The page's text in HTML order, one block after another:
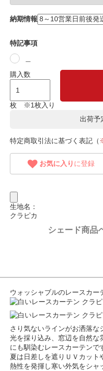
納期情報
特記事項
購入数
枚 ※1枚入り
出荷予
特定商取引法に基づく表記（
お気に入り に登録
生地名：
クラピカ
シェード商
ウォッシャブルのレースカ
さり気ないラインがお洒落
光を採り込み、窓辺を自然な
にも馴染むレースカーテンで
夏は日差しを遮りＵＶカッ
熱性を発揮し寒い外気をシャ